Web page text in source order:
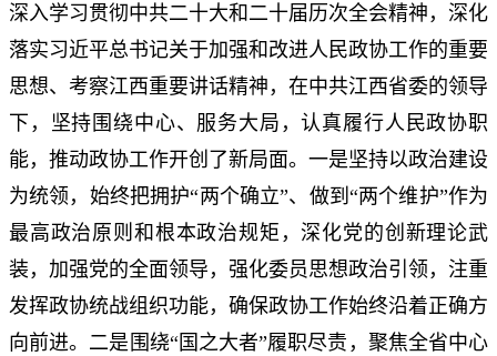
深入学习贯彻中共二十大和二十届历次全会精神，深化
落实习近平总书记关于加强和改进人民政协工作的重要
思想、考察江西重要讲话精神，在中共江西省委的领导
下，坚持围绕中心、服务大局，认真履行人民政协职
能，推动政协工作开创了新局面。一是坚持以政治建设
为统领，始终把拥护“两个确立”、做到“两个维护”作为
最高政治原则和根本政治规矩，深化党的创新理论武
装，加强党的全面领导，强化委员思想政治引领，注重
发挥政协统战组织功能，确保政协工作始终沿着正确方
向前进。二是围绕“国之大者”履职尽责，聚焦全省中心